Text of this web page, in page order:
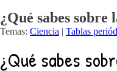
¿Qué sabes
Temas: Ciencia | Tablas